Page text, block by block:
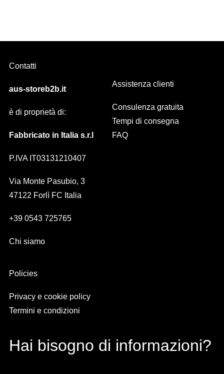
Contatti
aus-storeb2b.it
è di proprietà di:
Fabbricato in Italia s.r.l
P.IVA IT03131210407
Via Monte Pasubio, 3
47122 Forlì FC Italia
+39 0543 725765
Chi siamo
Assistenza clienti
Consulenza gratuita
Tempi di consegna
FAQ
Policies
Privacy e cookie policy
Termini e condizioni
Hai bisogno di informazioni?